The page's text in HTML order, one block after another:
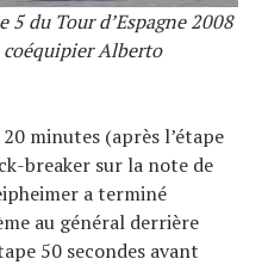
du Tour d’Espagne 2008
Alberto
minutes (après l’étape
breaker sur la note de
a terminé
au général derrière
50 secondes avant